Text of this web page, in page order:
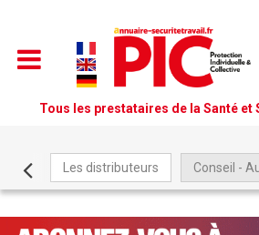
Tous les prestataires de la Santé et
Les distributeurs Conseil -